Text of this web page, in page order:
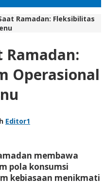
Ramadan: Fleksibilitas
Ramadan:
Operasional
Editor1
membawa
pola konsumsi
kebiasaan menikmati